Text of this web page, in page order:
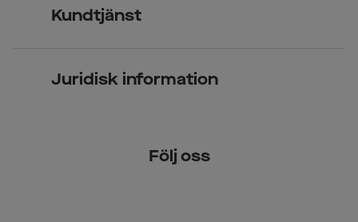
Kontaktlinser
Kundtjänst
Juridisk information
Följ oss